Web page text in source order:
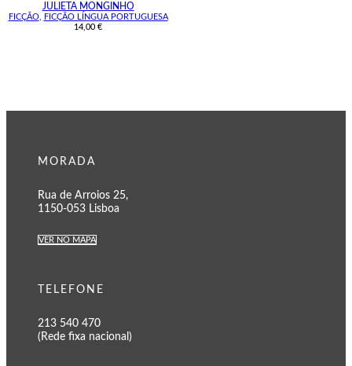
JULIETA MONGINHO
FICÇÃO,
FICÇÃO LÍNGUA PORTUGUESA
14,00 €
MORADA
Rua de Arroios 25,
1150-053 Lisboa
VER NO MAPA
TELEFONE
213 540 470
(Rede fixa nacional)